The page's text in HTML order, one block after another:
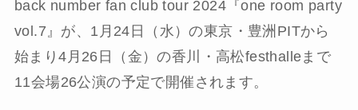
back number fan club tour 2024『one room party
vol.7』が、1月24日（水）の東京・豊洲PITから
始まり4月26日（金）の香川・高松festhalleまで
11会場26公演の予定で開催されます。